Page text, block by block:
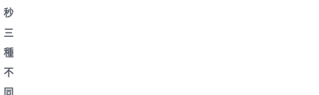
秒
三
種
不
同